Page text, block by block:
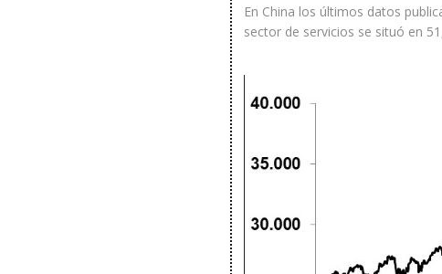
En China los últimos datos
sector de servicios se situó en